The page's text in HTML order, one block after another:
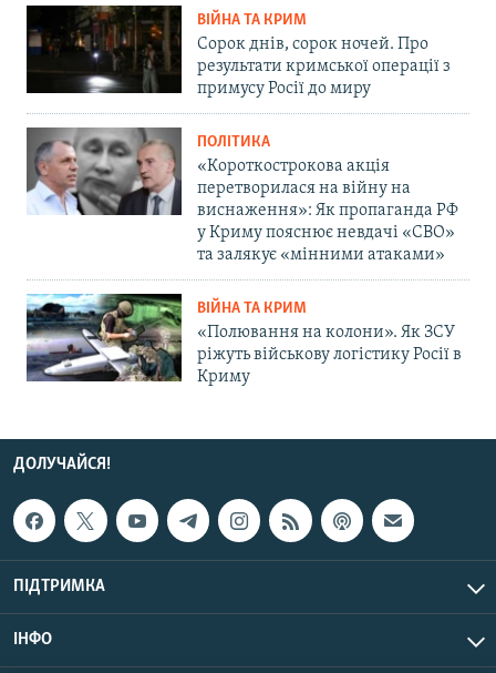
ВІЙНА ТА КРИМ
Сорок днів, сорок ночей. Про
результати кримської операції з
примусу Росії до миру
ПОЛІТИКА
«Короткострокова акція
перетворилася на війну на
виснаження»: Як пропаганда РФ
у Криму пояснює невдачі «СВО»
та залякує «мінними атаками»
ВІЙНА ТА КРИМ
«Полювання на колони». Як ЗСУ
ріжуть військову логістику Росії в
Криму
ДОЛУЧАЙСЯ!
ПІДТРИМКА
ІНФО